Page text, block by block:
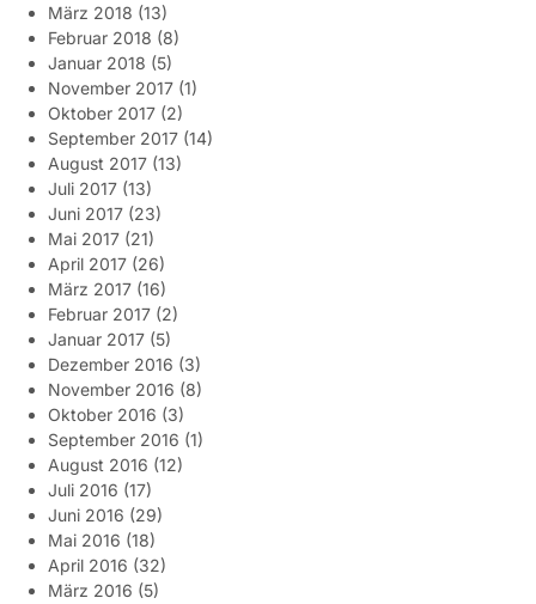
März 2018 (13)
Februar 2018 (8)
Januar 2018 (5)
November 2017 (1)
Oktober 2017 (2)
September 2017 (14)
August 2017 (13)
Juli 2017 (13)
Juni 2017 (23)
Mai 2017 (21)
April 2017 (26)
März 2017 (16)
Februar 2017 (2)
Januar 2017 (5)
Dezember 2016 (3)
November 2016 (8)
Oktober 2016 (3)
September 2016 (1)
August 2016 (12)
Juli 2016 (17)
Juni 2016 (29)
Mai 2016 (18)
April 2016 (32)
März 2016 (5)